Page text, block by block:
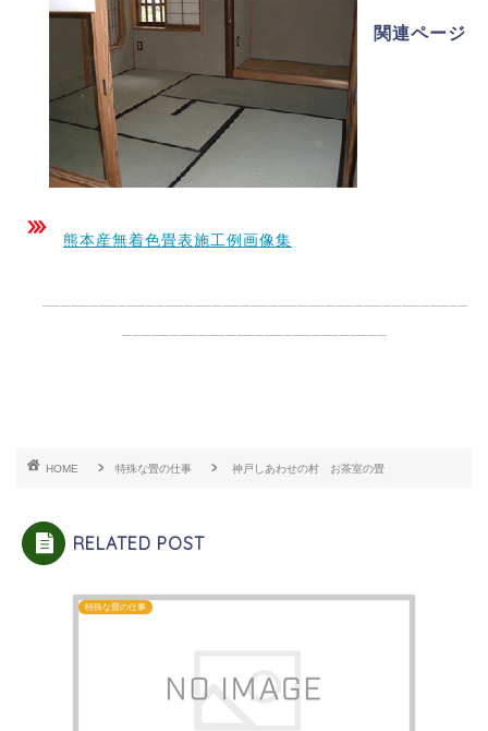
関連ページ
熊本産無着色畳表施工例画像集
HOME 特殊な畳の仕事 神戸しあわせの村 お茶室の畳
RELATED POST
特殊な畳の仕事